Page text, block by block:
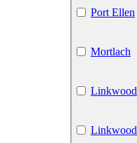
Port Ellen
Mortlach
Linkwood
Linkwood